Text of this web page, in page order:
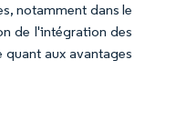
notamment dans le
de l'intégration des
aux avantages